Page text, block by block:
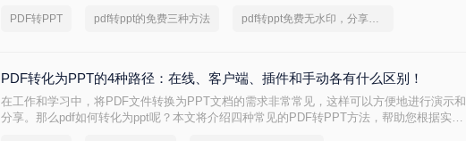
PDF转PPT pdf转ppt的免费三种方法 pdf转ppt免费无水印，分享一种简单的方法
PDF转化为PPT的4种路径：在线、客户端、插件和手动各有什么区别！
在工作和学习中，将PDF文件转换为PPT文档的需求非常常见，这样可以方便地进行演示和
分享。那么pdf如何转化为ppt呢？本文将介绍四种常见的PDF转PPT方法，帮助您根据实际